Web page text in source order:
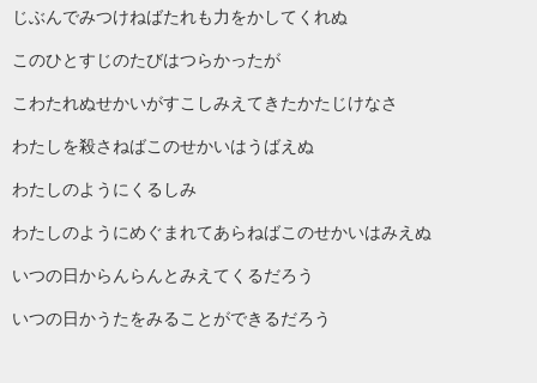
じぶんでみつけねばたれも力をかしてくれぬ
このひとすじのたびはつらかったが
こわたれぬせかいがすこしみえてきたかたじけなさ
わたしを殺さねばこのせかいはうばえぬ
わたしのようにくるしみ
わたしのようにめぐまれてあらねばこのせかいはみえぬ
いつの日からんらんとみえてくるだろう
いつの日かうたをみることができるだろう